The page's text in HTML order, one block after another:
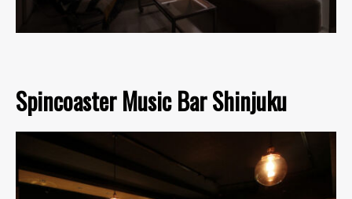
Spincoaster Music Bar Shinjuku